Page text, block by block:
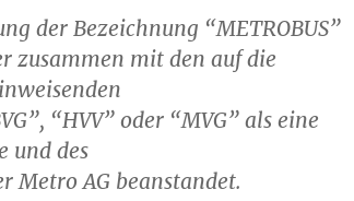
der Bezeichnung “METROBUS”
zusammen mit den auf die
“HVV” oder “MVG” als eine
und des
Metro AG beanstandet.